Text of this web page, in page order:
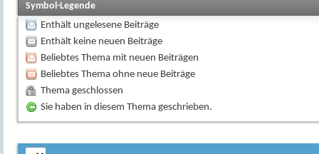
Symbol-Legende
Enthält ungelesene Beiträge
Enthält keine neuen Beiträge
Beliebtes Thema mit neuen Beiträgen
Beliebtes Thema ohne neue Beiträge
Thema geschlossen
Sie haben in diesem Thema geschrieben.